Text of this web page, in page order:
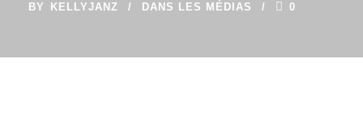
BY KELLYJANZ DANS LES MÉDIAS 0